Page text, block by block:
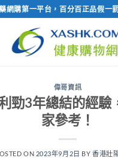
網購第一平台，百分百正品假一
偉哥資訊
勁3年總結的經驗
家參考！
ON 2023年9月2日 BY 香港壯